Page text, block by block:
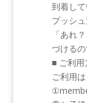
到着し
プッシ
「あれ
づけるの
■ ご利用
ご利用